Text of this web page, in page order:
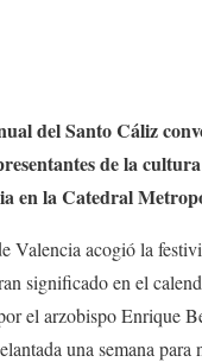
del Santo Cáliz
de la
en la Catedral
Valencia acogió la
significado en el
el arzobispo Enrique
una semana